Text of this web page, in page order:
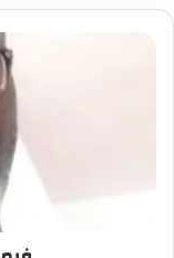
غينيا ليست
الوزراء الغيني
الاثنين مع
إفريقيا ، “إن
جدول الأعمال
أعلن رئيس